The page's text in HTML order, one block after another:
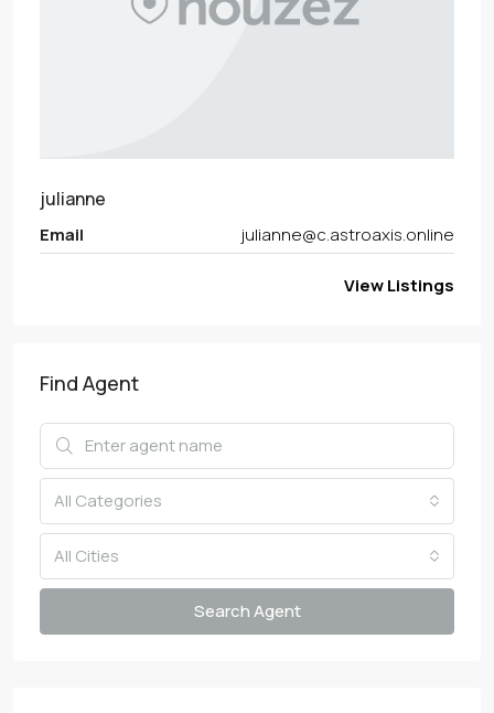
julianne
Email julianne@c.astroaxis.online
View Listings
Find Agent
All Categories
All Cities
Search Agent